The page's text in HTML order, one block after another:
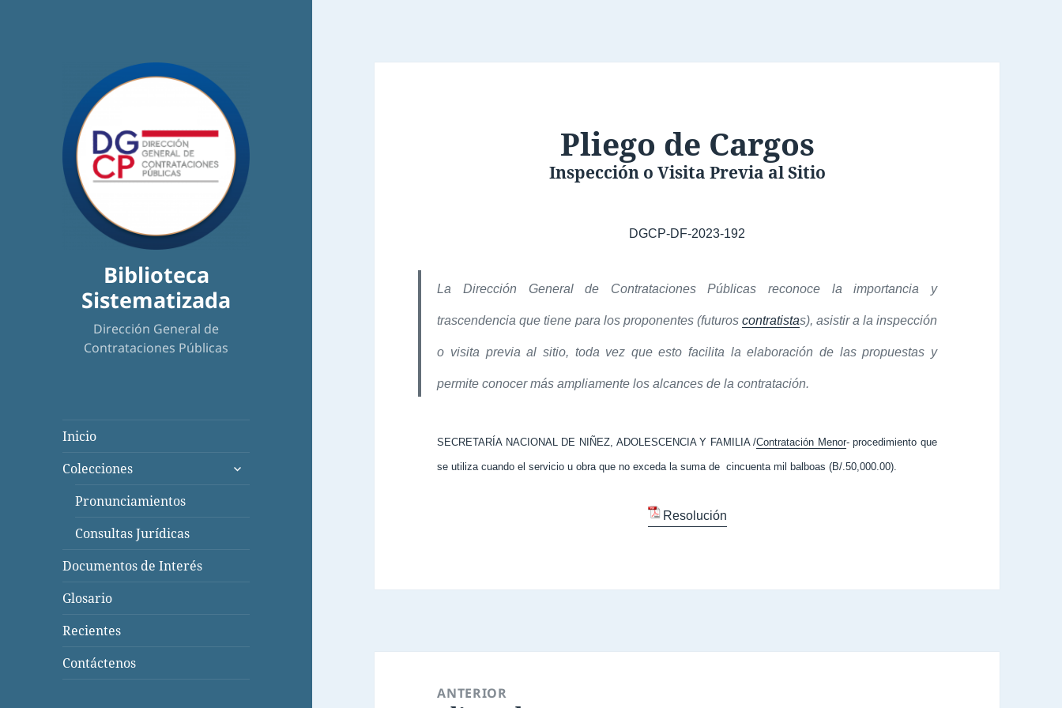
Biblioteca
Sistematizada
Dirección General de
Contrataciones Públicas
Inicio
Colecciones
expande
Pronunciamientos
Consultas Jurídicas
Documentos de Interés
Glosario
Recientes
Contáctenos
Pliego de Cargos
Inspección o Visita Previa al Sitio
DGCP-DF-2023-192
La Dirección General de Contrataciones Públicas reconoce la importancia y
trascendencia que tiene para los proponentes (futuros contratistas), asistir a la inspección
o visita previa al sitio, toda vez que esto facilita la elaboración de las propuestas y
permite conocer más ampliamente los alcances de la contratación.
SECRETARÍA NACIONAL DE NIÑEZ, ADOLESCENCIA Y FAMILIA /Contratación Menor- procedimiento que
se utiliza cuando el servicio u obra que no exceda la suma de cincuenta mil balboas (B/.50,000.00).
Resolución
ANTERIOR